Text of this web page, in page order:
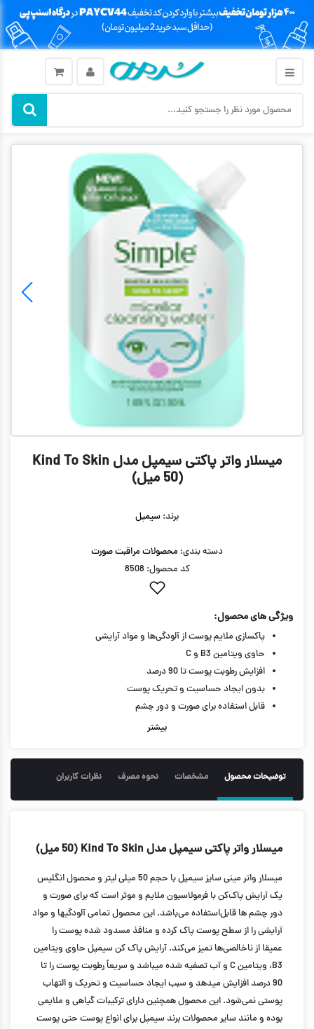
میسلار واتر پاکتی سیمپل مدل Kind To Skin
(50 میل)
برند: سیمپل
دسته بندی: محصولات مراقبت صورت
کد محصول: 8508
ویژگی های محصول:
پاکسازی ملایم پوست از آلودگی‌­ها و مواد آرایشی
حاوی ویتامین B3 و C
افزایش رطوبت پوست تا 90 درصد
بدون ایجاد حساسیت و تحریک پوست
قابل ­استفاده برای صورت و دور چشم
بیشتر
توضیحات محصول مشخصات نحوه مصرف نظرات کاربران
میسلار واتر پاکتی سیمپل مدل Kind To Skin (50 میل)
میسلار واتر مینی سایز سیمپل با حجم 50 میلی لیتر و محصول انگلیس
یک آرایش پاک‌­کن با فرمولاسیون ملایم و موثر است که برای صورت و
دور چشم ها قابل­‌استفاده می‌­باشد. این محصول تمامی آلودگی­ها و مواد
آرایشی را از سطح پوست پاک کرده و منافذ مسدود شده پوست را
عمیقا از ناخالصی‌­ها تمیز می‌کند. آرایش پاک کن سیمپل حاوی ویتامین
B3، ویتامین C و آب تصفیه شده می­باشد و سریعاً رطوبت پوست را تا
90 درصد افزایش می­دهد و سبب ایجاد حساسیت و تحریک و التهاب
پوستی نمی‌­شود. این محصول همچنین دارای ترکیبات گیاهی و ملایمی
بوده و مانند سایر محصولات برند سیمپل برای انواع پوست حتی پوست­‌